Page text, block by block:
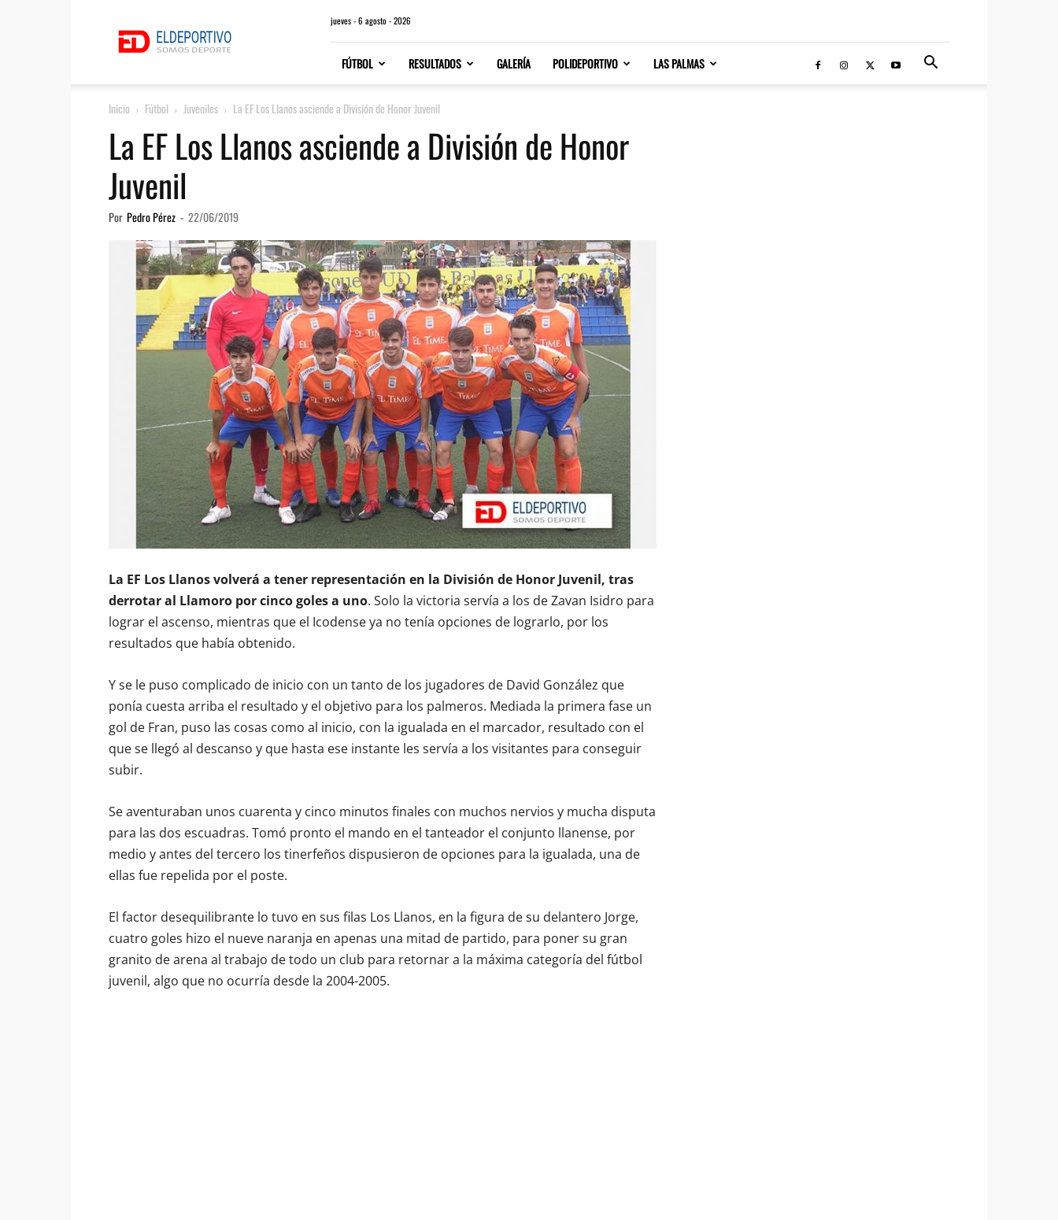
jueves - 6 agosto - 2026
FÚTBOL RESULTADOS GALERÍA POLIDEPORTIVO LAS PALMAS
Inicio Fútbol Juveniles La EF Los Llanos asciende a División de Honor Juvenil
La EF Los Llanos asciende a División de Honor
Juvenil
Por Pedro Pérez - 22/06/2019
La EF Los Llanos volverá a tener representación en la División de Honor Juvenil, tras
derrotar al Llamoro por cinco goles a uno. Solo la victoria servía a los de Zavan Isidro para
lograr el ascenso, mientras que el Icodense ya no tenía opciones de lograrlo, por los
resultados que había obtenido.
Y se le puso complicado de inicio con un tanto de los jugadores de David González que
ponía cuesta arriba el resultado y el objetivo para los palmeros. Mediada la primera fase un
gol de Fran, puso las cosas como al inicio, con la igualada en el marcador, resultado con el
que se llegó al descanso y que hasta ese instante les servía a los visitantes para conseguir
subir.
Se aventuraban unos cuarenta y cinco minutos finales con muchos nervios y mucha disputa
para las dos escuadras. Tomó pronto el mando en el tanteador el conjunto llanense, por
medio y antes del tercero los tinerfeños dispusieron de opciones para la igualada, una de
ellas fue repelida por el poste.
El factor desequilibrante lo tuvo en sus filas Los Llanos, en la figura de su delantero Jorge,
cuatro goles hizo el nueve naranja en apenas una mitad de partido, para poner su gran
granito de arena al trabajo de todo un club para retornar a la máxima categoría del fútbol
juvenil, algo que no ocurría desde la 2004-2005.